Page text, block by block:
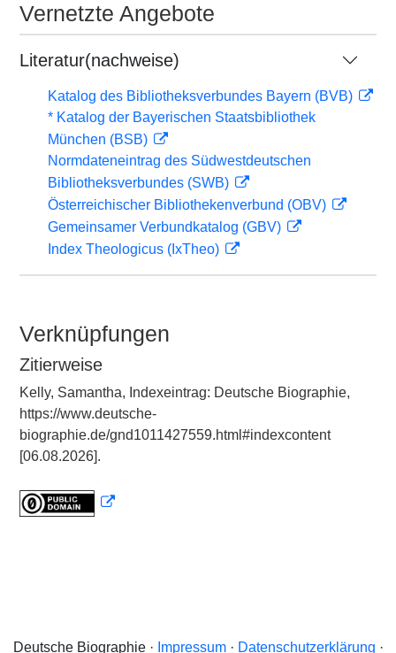
Vernetzte Angebote
Literatur(nachweise)
Katalog des Bibliotheksverbundes Bayern (BVB)
* Katalog der Bayerischen Staatsbibliothek
München (BSB)
Normdateneintrag des Südwestdeutschen
Bibliotheksverbundes (SWB)
Österreichischer Bibliothekenverbund (OBV)
Gemeinsamer Verbundkatalog (GBV)
Index Theologicus (IxTheo)
Verknüpfungen
Zitierweise
Kelly, Samantha, Indexeintrag: Deutsche Biographie,
https://www.deutsche-
biographie.de/gnd1011427559.html#indexcontent
[06.08.2026].
Deutsche Biographie · Impressum· Datenschutzerklärung ·